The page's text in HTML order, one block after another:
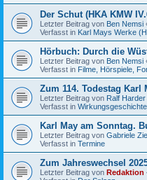
Der Schut (HKA KMW
Letzter Beitrag von Ben Nemsi
Verfasst in Karl Mays Werke
Hörbuch: Durch die
Letzter Beitrag von Ben Nemsi
Verfasst in Filme, Hörspiele,
Zum 114. Todestag Karl
Letzter Beitrag von Ralf Harder
Verfasst in Wirkungsgeschichte
Karl May am Sonntag.
Letzter Beitrag von Gabriele
Verfasst in Termine
Zum Jahreswechsel
Letzter Beitrag von Redaktion